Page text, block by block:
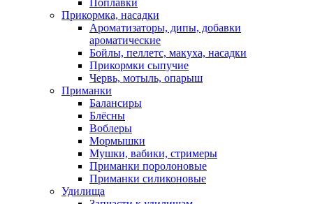
Поплавки
Прикормка, насадки
Ароматизаторы, дипы, добавки
ароматические
Бойлы, пеллетс, макуха, насадки
Прикормки сыпучие
Червь, мотыль, опарыш
Приманки
Балансиры
Блёсны
Воблеры
Мормышки
Мушки, вабики, стримеры
Приманки поролоновые
Приманки силиконовые
Удилища